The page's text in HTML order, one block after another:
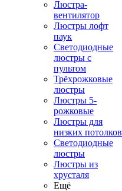
Люстра-
вентилятор
Люстры лофт
паук
Светодиодные
люстры с
пультом
Трёхрожковые
люстры
Люстры 5-
рожковые
Люстры для
низких потолков
Cветодиодные
люстры
Люстры из
хрусталя
Ещё